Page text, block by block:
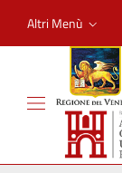
Altri Menù